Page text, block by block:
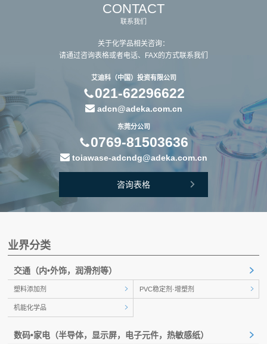
CONTACT
联系我们
关于化学品相关咨询：
请通过咨询表格或者电话、FAX的方式联系我们
艾迪科（中国）投资有限公司
021-62296622
adcn@adeka.com.cn
东莞分公司
0769-81503636
toiawase-adcndg@adeka.com.cn
咨询表格
业界分类
交通 （内•外饰，润滑剂等）
塑料添加剂 PVC稳定剂·增塑剂
机能化学品
数码•家电 （半导体，显示屏，电子元件，热敏感纸）